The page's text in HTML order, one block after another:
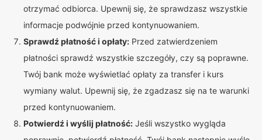
otrzymać odbiorca. Upewnij się, że sprawdzasz wszystkie
informacje podwójnie przed kontynuowaniem.
Sprawdź płatność i opłaty: Przed zatwierdzeniem
płatności sprawdź wszystkie szczegóły, czy są poprawne.
Twój bank może wyświetlać opłaty za transfer i kurs
wymiany walut. Upewnij się, że zgadzasz się na te warunki
przed kontynuowaniem.
Potwierdź i wyślij płatność: Jeśli wszystko wygląda